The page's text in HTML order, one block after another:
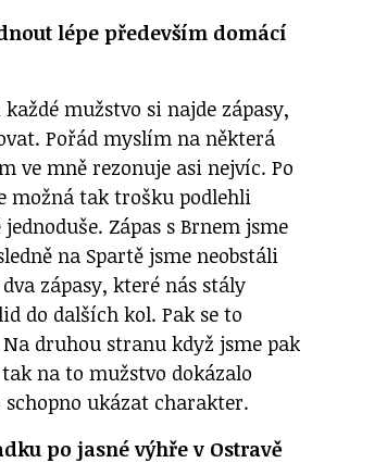
lépe především domácí
mužstvo si najde zápasy,
Pořád myslím na některá
ve mně rezonuje asi nejvíc. Po
možná tak trošku podlehli
Zápas s Brnem jsme
na Spartě jsme neobstáli
zápasy, které nás stály
do dalších kol. Pak se to
druhou stranu když jsme pak
na to mužstvo dokázalo
ukázat charakter.
po jasné výhře v Ostravě